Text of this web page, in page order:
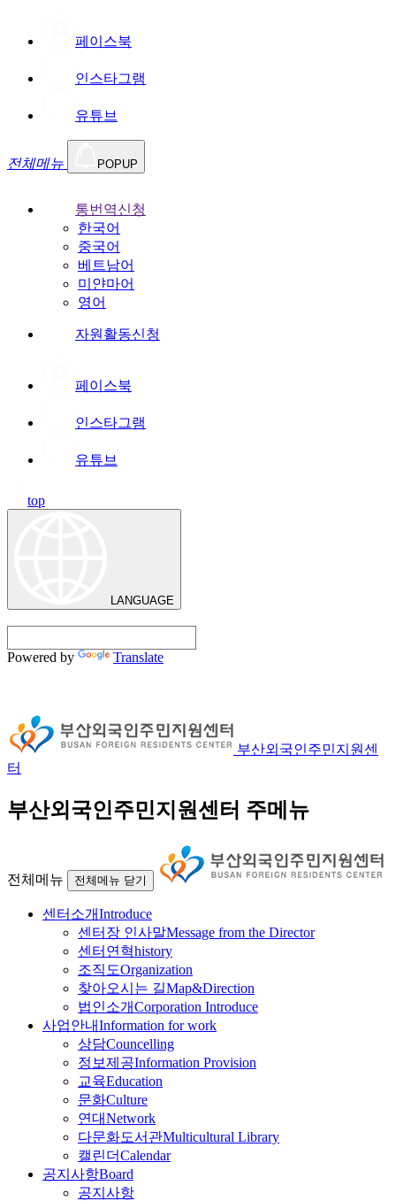
페이스북
인스타그램
유튜브
전체메뉴 POPUP
통번역신청
한국어
중국어
베트남어
미얀마어
영어
자원활동신청
페이스북
인스타그램
유튜브
top
LANGUAGE
Powered by Translate
부산외국인주민지원센
터
부산외국인주민지원센터 주메뉴
전체메뉴 전체메뉴 닫기
센터소개Introduce
센터장 인사말Message from the Director
센터연혁history
조직도Organization
찾아오시는 길Map&Direction
법인소개Corporation Introduce
사업안내Information for work
상담Councelling
정보제공Information Provision
교육Education
문화Culture
연대Network
다문화도서관Multicultural Library
캘린더Calendar
공지사항Board
공지사항